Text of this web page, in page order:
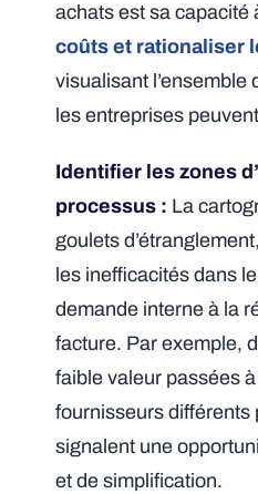
achats est sa capacité
coûts et rationaliser
visualisant l’ensemble
les entreprises
Identifier les zones
processus : La
goulets
les inefficacités dans
demande interne à la
facture. Par exemple,
faible valeur passées
fournisseurs différents
signalent une
et de simplification.